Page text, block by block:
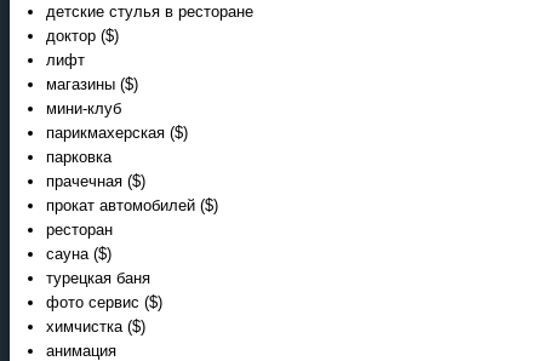
детские стулья в ресторане
доктор ($)
лифт
магазины ($)
мини-клуб
парикмахерская ($)
парковка
прачечная ($)
прокат автомобилей ($)
ресторан
сауна ($)
турецкая баня
фото сервис ($)
химчистка ($)
анимация